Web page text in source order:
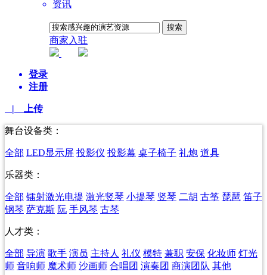
资讯
商家入驻
登录
注册
| 上传
舞台设备类：
全部 LED显示屏 投影仪 投影幕 桌子椅子 礼炮 道具
乐器类：
全部 镭射激光电提 激光竖琴 小提琴 竖琴 二胡 古筝 琵琶 笛子
钢琴 萨克斯 阮 手风琴 古琴
人才类：
全部 导演 歌手 演员 主持人 礼仪 模特 兼职 安保 化妆师 灯光
师 音响师 魔术师 沙画师 合唱团 演奏团 商演团队 其他